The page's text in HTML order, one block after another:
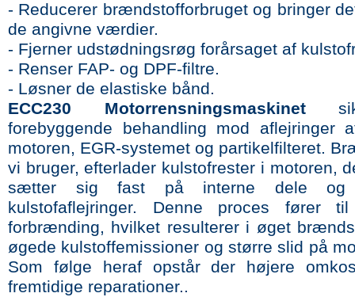
- Reducerer brændstofforbruget og bringer
de angivne værdier.
- Fjerner udstødningsrøg forårsaget af
- Renser FAP- og DPF-filtre.
- Løsner de elastiske bånd.
ECC230 Motorrensningsmaskinet
forebyggende behandling mod aflejringer
motoren, EGR-systemet og partikelfilteret.
vi bruger, efterlader kulstofrester i motoren,
sætter sig fast på interne dele
kulstofaflejringer. Denne proces fører til
forbrænding, hvilket resulterer i øget
øgede kulstoffemissioner og større slid på
Som følge heraf opstår der højere
fremtidige reparationer..